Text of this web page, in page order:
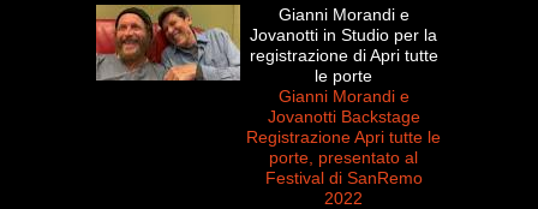
Gianni Morandi e
Jovanotti in Studio per la
registrazione di Apri tutte
le porte
Gianni Morandi e
Jovanotti Backstage
Registrazione Apri tutte le
porte, presentato al
Festival di SanRemo
2022